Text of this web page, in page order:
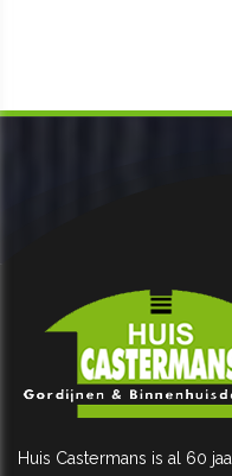
Huis Castermans is al 60